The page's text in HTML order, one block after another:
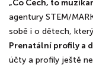
„Co Čech, to
agentury STEM/
sobě i o dětech,
Prenatální profily a
účty a profily ještě